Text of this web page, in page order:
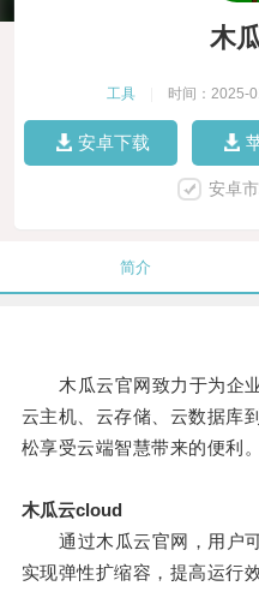
木
工具 时间：2025-
安卓下载
安卓
简介
木瓜云官网致力于为企业
云主机、云存储、云数据库
松享受云端智慧带来的便利。
木瓜云cloud
通过木瓜云官网，用户可
实现弹性扩缩容，提高运行效